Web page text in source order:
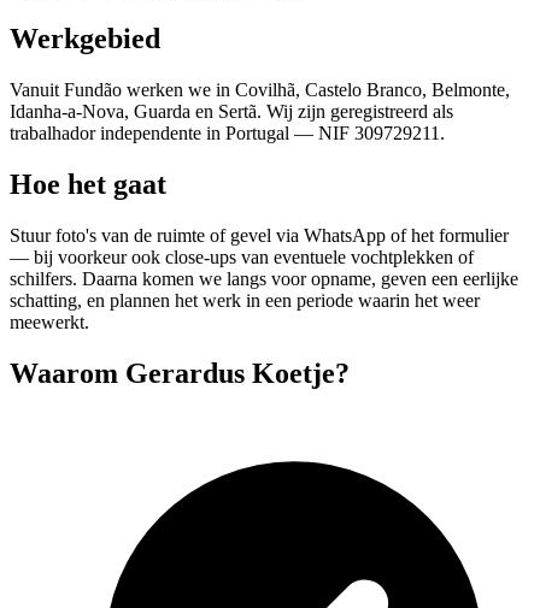
Werkgebied
Vanuit Fundão werken we in Covilhã, Castelo Branco, Belmonte,
Idanha-a-Nova, Guarda en Sertã. Wij zijn geregistreerd als
trabalhador independente in Portugal — NIF 309729211.
Hoe het gaat
Stuur foto's van de ruimte of gevel via WhatsApp of het formulier
— bij voorkeur ook close-ups van eventuele vochtplekken of
schilfers. Daarna komen we langs voor opname, geven een eerlijke
schatting, en plannen het werk in een periode waarin het weer
meewerkt.
Waarom Gerardus Koetje?